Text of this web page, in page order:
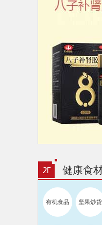
健康食
有机食品 坚果炒货